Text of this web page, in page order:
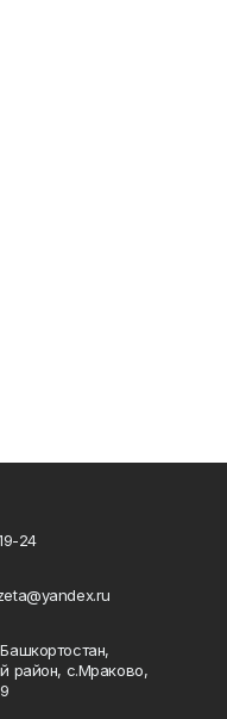
24
район, с.Мраково,